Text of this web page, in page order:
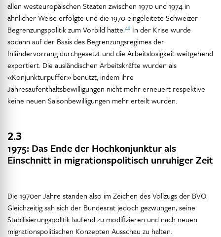
allen westeuropäischen Staaten zwischen 1970 und 1974 in
ähnlicher Weise erfolgte und die 1970 eingeleitete Schweizer
Begrenzungspolitik zum Vorbild hatte.42 In der Krise wurde
sodann auf der Basis des Begrenzungsregimes der
Inländervorrang durchgesetzt und die Arbeitslosigkeit weitgehend
exportiert. Die ausländischen Arbeitskräfte wurden als
«Konjunkturpuffer» benutzt, indem ihre
Jahresaufenthaltsbewilligungen nicht mehr erneuert respektive
keine neuen Saisonbewilligungen mehr erteilt wurden.
2.3
1975: Das Ende der Hochkonjunktur als
Einschnitt in migrationspolitisch unruhiger Zeit
Die 1970er Jahre standen also im Zeichen des Vollzugs der BVO.
Gleichzeitig sah sich der Bundesrat jedoch gezwungen, seine
Stabilisierungspolitik laufend zu modiﬁzieren und nach neuen
migrationspolitischen Konzepten Ausschau zu halten.